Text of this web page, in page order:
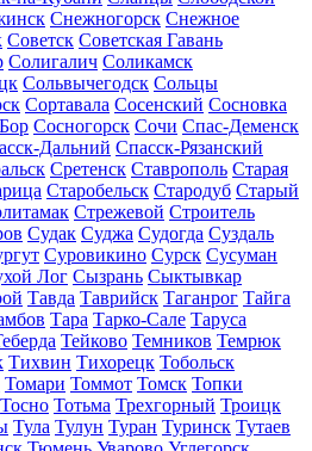
Снежногорск Снежное
Советск Советская Гавань
Солигалич Соликамск
Сольвычегодск Сольцы
Сортавала Сосенский Сосновка
Сосногорск Сочи Спас-Деменск
Дальний Спасск-Рязанский
Сретенск Ставрополь Старая
Старобельск Стародуб Старый
Стрежевой Строитель
Судак Суджа Судогда Суздаль
Суровикино Сурск Сусуман
Лог Сызрань Сыктывкар
Тавда Таврийск Таганрог Тайга
Тара Тарко-Сале Таруса
Тейково Темников Темрюк
Тихвин Тихорецк Тобольск
Томари Томмот Томск Топки
Тосно Тотьма Трехгорный Троицк
Тула Тулун Туран Туринск Тутаев